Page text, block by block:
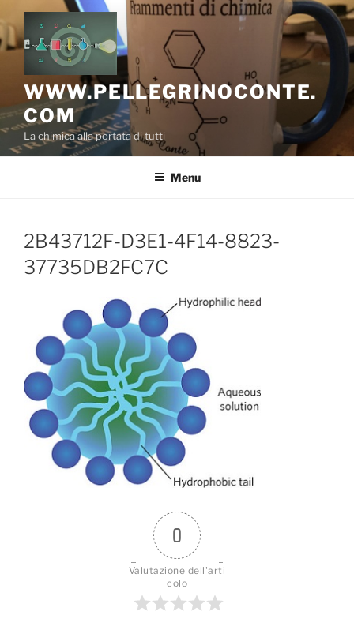
Salta
al
contenuto
WWW.PELLEGRINOCONTE.
COM
La chimica alla portata di tutti
Menu
2B43712F-D3E1-4F14-8823-
37735DB2FC7C
0
Valutazione dell'arti
colo